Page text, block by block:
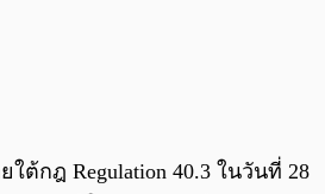
ต้กฎ Regulation 40.3 ในวันที่ 28